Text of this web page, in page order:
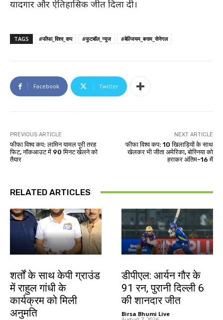
यादगार और ऐतिहासिक जीत दिला दी।
TAGS #फीफा_विश्व_कप #फुटबॉल_न्यूज #बेल्जियम_बनाम_सेनेगल
Facebook Twitter
PREVIOUS ARTICLE
फीफा विश्व कप: लामिन यामल पूरी तरह
फिट, नॉकआउट में 90 मिनट खेलने को
तैयार
NEXT ARTICLE
फीफा विश्व कप: 10 खिलाड़ियों के साथ
खेलकर भी जीता अमेरिका, बोस्निया को
हराकर अंतिम-16 में
RELATED ARTICLES
शर्तों के साथ केपी ग्राउंड
में राहुल गांधी के
कार्यक्रम को मिली
अनुमति
डीपीएल: आर्यन गौर के
91 रन, पुरानी दिल्ली 6
की शानदार जीत
Birsa Bhumi Live -